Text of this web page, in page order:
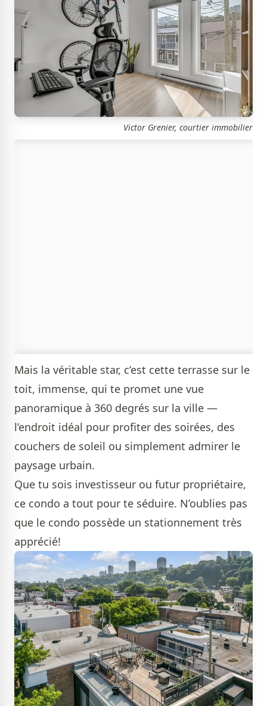
Victor Grenier, courtier immobilier
Mais la véritable star, c’est cette terrasse sur le
toit, immense, qui te promet une vue
panoramique à 360 degrés sur la ville —
l’endroit idéal pour profiter des soirées, des
couchers de soleil ou simplement admirer le
paysage urbain.
Que tu sois investisseur ou futur propriétaire,
ce condo a tout pour te séduire. N’oublies pas
que le condo possède un stationnement très
apprécié!